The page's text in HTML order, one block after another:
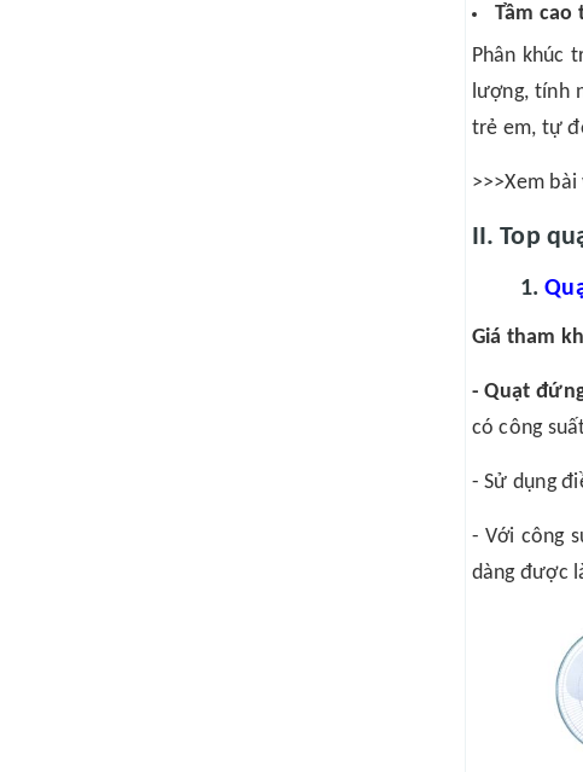
Tầm cao
Phân khúc
lượng, tính
trẻ em, tự
>>>Xem
II. Top
1.
Giá tham
- Quạt
có công
- Sử dụng
- Với công
dàng được